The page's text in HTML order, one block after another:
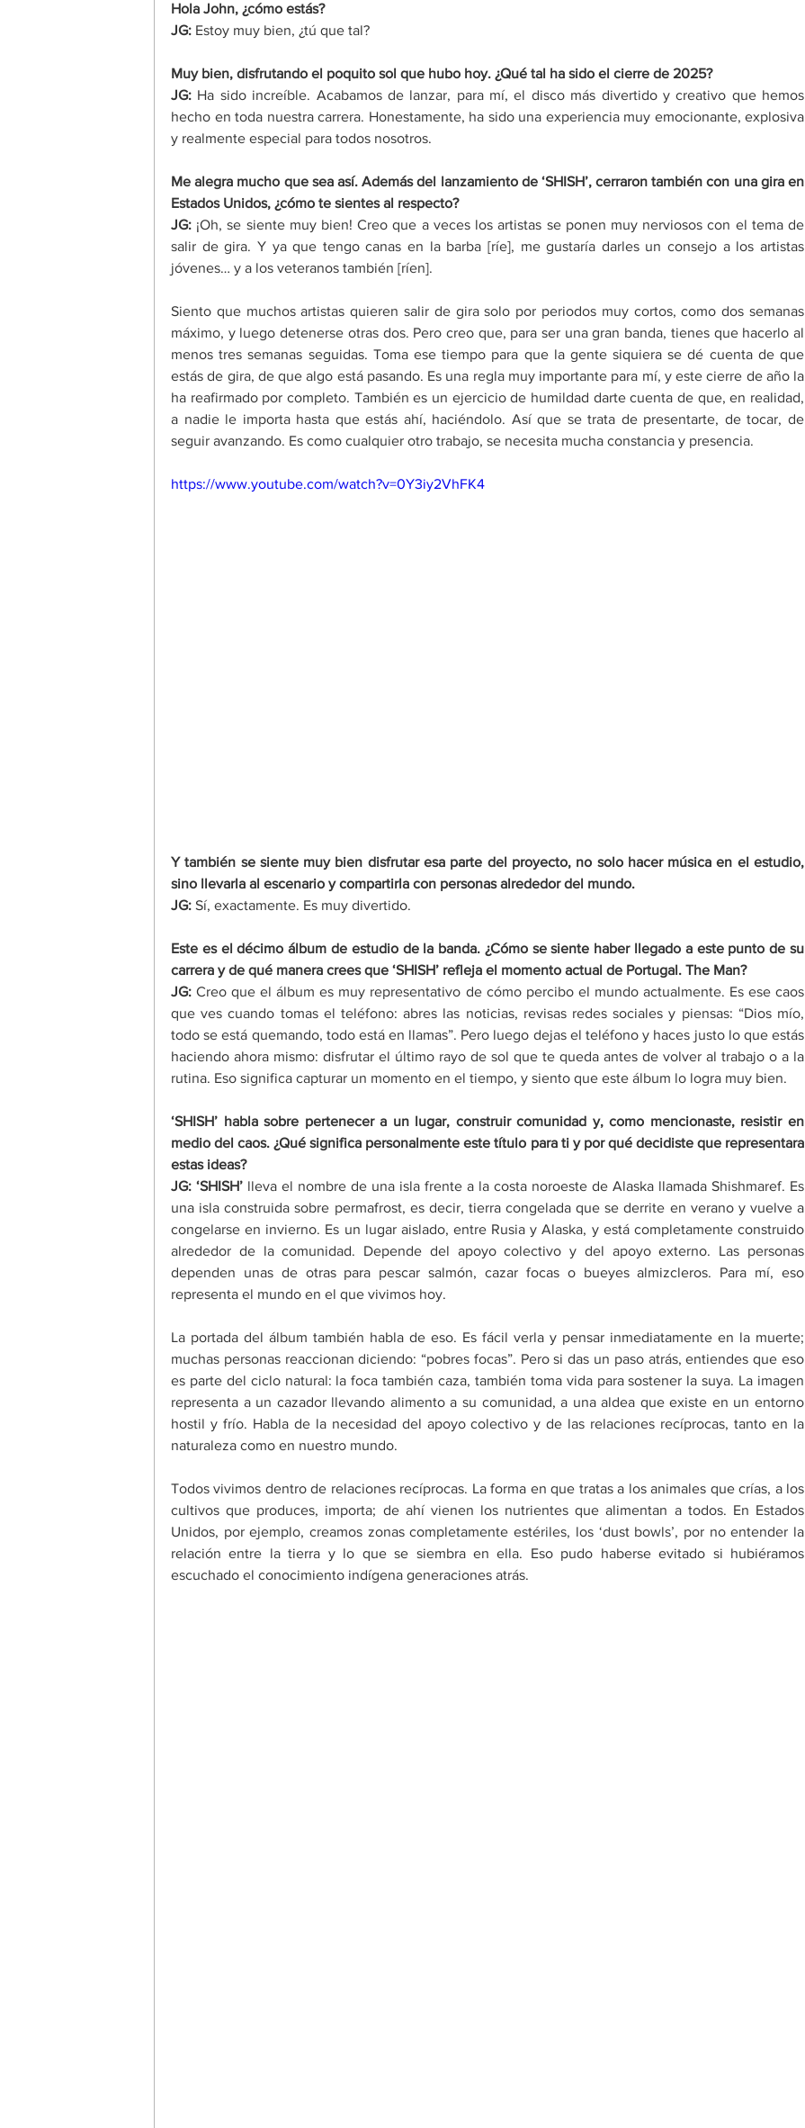
Hola John, ¿cómo estás?
JG: Estoy muy bien, ¿tú que tal?
Muy bien, disfrutando el poquito sol que hubo hoy. ¿Qué tal ha sido el cierre de 2025?
JG: Ha sido increíble. Acabamos de lanzar, para mí, el disco más divertido y creativo que hemos
hecho en toda nuestra carrera. Honestamente, ha sido una experiencia muy emocionante, explosiva
y realmente especial para todos nosotros.
Me alegra mucho que sea así. Además del lanzamiento de ‘SHISH’, cerraron también con una gira en
Estados Unidos, ¿cómo te sientes al respecto?
JG: ¡Oh, se siente muy bien! Creo que a veces los artistas se ponen muy nerviosos con el tema de
salir de gira. Y ya que tengo canas en la barba [ríe], me gustaría darles un consejo a los artistas
jóvenes… y a los veteranos también [ríen].
Siento que muchos artistas quieren salir de gira solo por periodos muy cortos, como dos semanas
máximo, y luego detenerse otras dos. Pero creo que, para ser una gran banda, tienes que hacerlo al
menos tres semanas seguidas. Toma ese tiempo para que la gente siquiera se dé cuenta de que
estás de gira, de que algo está pasando. Es una regla muy importante para mí, y este cierre de año la
ha reafirmado por completo. También es un ejercicio de humildad darte cuenta de que, en realidad,
a nadie le importa hasta que estás ahí, haciéndolo. Así que se trata de presentarte, de tocar, de
seguir avanzando. Es como cualquier otro trabajo, se necesita mucha constancia y presencia.
https://www.youtube.com/watch?v=0Y3iy2VhFK4
Y también se siente muy bien disfrutar esa parte del proyecto, no solo hacer música en el estudio,
sino llevarla al escenario y compartirla con personas alrededor del mundo.
JG: Sí, exactamente. Es muy divertido.
Este es el décimo álbum de estudio de la banda. ¿Cómo se siente haber llegado a este punto de su
carrera y de qué manera crees que ‘SHISH’ refleja el momento actual de Portugal. The Man?
JG: Creo que el álbum es muy representativo de cómo percibo el mundo actualmente. Es ese caos
que ves cuando tomas el teléfono: abres las noticias, revisas redes sociales y piensas: “Dios mío,
todo se está quemando, todo está en llamas”. Pero luego dejas el teléfono y haces justo lo que estás
haciendo ahora mismo: disfrutar el último rayo de sol que te queda antes de volver al trabajo o a la
rutina. Eso significa capturar un momento en el tiempo, y siento que este álbum lo logra muy bien.
‘SHISH’ habla sobre pertenecer a un lugar, construir comunidad y, como mencionaste, resistir en
medio del caos. ¿Qué significa personalmente este título para ti y por qué decidiste que representara
estas ideas?
JG: ‘SHISH’ lleva el nombre de una isla frente a la costa noroeste de Alaska llamada Shishmaref. Es
una isla construida sobre permafrost, es decir, tierra congelada que se derrite en verano y vuelve a
congelarse en invierno. Es un lugar aislado, entre Rusia y Alaska, y está completamente construido
alrededor de la comunidad. Depende del apoyo colectivo y del apoyo externo. Las personas
dependen unas de otras para pescar salmón, cazar focas o bueyes almizcleros. Para mí, eso
representa el mundo en el que vivimos hoy.
La portada del álbum también habla de eso. Es fácil verla y pensar inmediatamente en la muerte;
muchas personas reaccionan diciendo: “pobres focas”. Pero si das un paso atrás, entiendes que eso
es parte del ciclo natural: la foca también caza, también toma vida para sostener la suya. La imagen
representa a un cazador llevando alimento a su comunidad, a una aldea que existe en un entorno
hostil y frío. Habla de la necesidad del apoyo colectivo y de las relaciones recíprocas, tanto en la
naturaleza como en nuestro mundo.
Todos vivimos dentro de relaciones recíprocas. La forma en que tratas a los animales que crías, a los
cultivos que produces, importa; de ahí vienen los nutrientes que alimentan a todos. En Estados
Unidos, por ejemplo, creamos zonas completamente estériles, los ‘dust bowls’, por no entender la
relación entre la tierra y lo que se siembra en ella. Eso pudo haberse evitado si hubiéramos
escuchado el conocimiento indígena generaciones atrás.